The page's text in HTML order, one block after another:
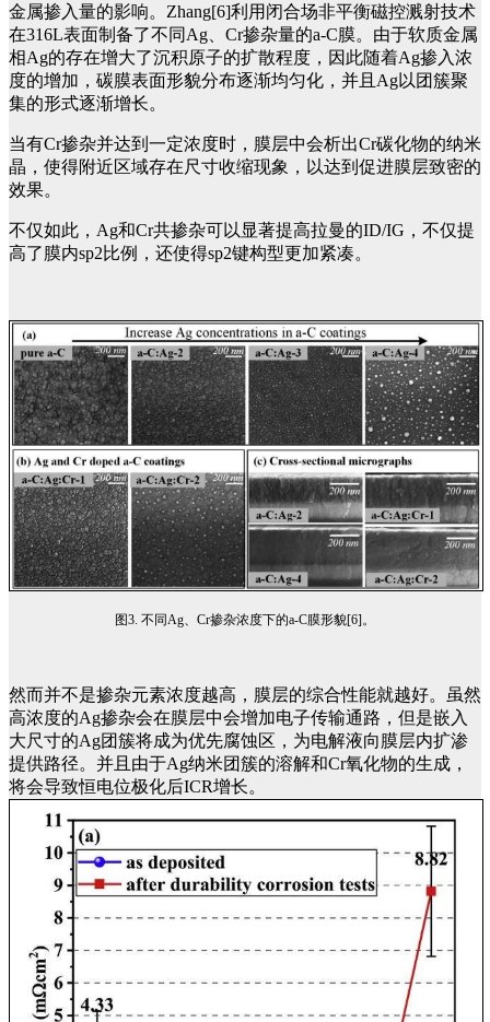
金属掺入量的影响。 Zhang[6]利用闭合场非平衡磁控溅射技术
在316L表面制备了不同Ag、Cr掺杂量的a-C膜。 由于软质金属
相Ag的存在增大了沉积原子的扩散程度，因此随着Ag掺入浓
度的增加，碳膜表面形貌分布逐渐均匀化，并且Ag以团簇聚
集的形式逐渐增长。
当有Cr掺杂并达到一定浓度时，膜层中会析出Cr碳化物的纳米
晶，使得附近区域存在尺寸收缩现象，以达到促进膜层致密的
效果。
不仅如此，Ag和Cr共掺杂可以显著提高拉曼的ID/IG，不仅提
高了膜内sp2比例，还使得sp2键构型更加紧凑。
图3. 不同Ag、Cr掺杂浓度下的a-C膜形貌[6]。
然而并不是掺杂元素浓度越高，膜层的综合性能就越好。
虽然
高浓度的Ag掺杂会在膜层中会增加电子传输通路，但是嵌入
大尺寸的Ag团簇将成为优先腐蚀区，为电解液向膜层内扩渗
提供路径。并且由于Ag纳米团簇的溶解和Cr氧化物的生成，
将会导致恒电位极化后ICR增长。